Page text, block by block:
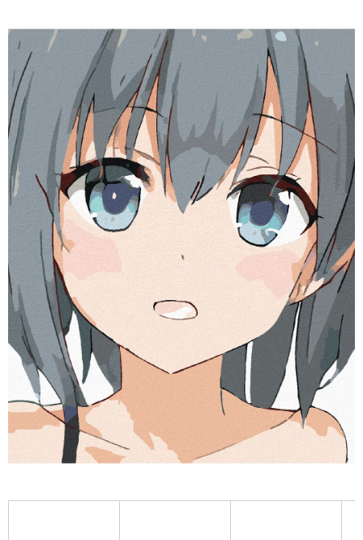
wynosi
0,0
gwiazdek.